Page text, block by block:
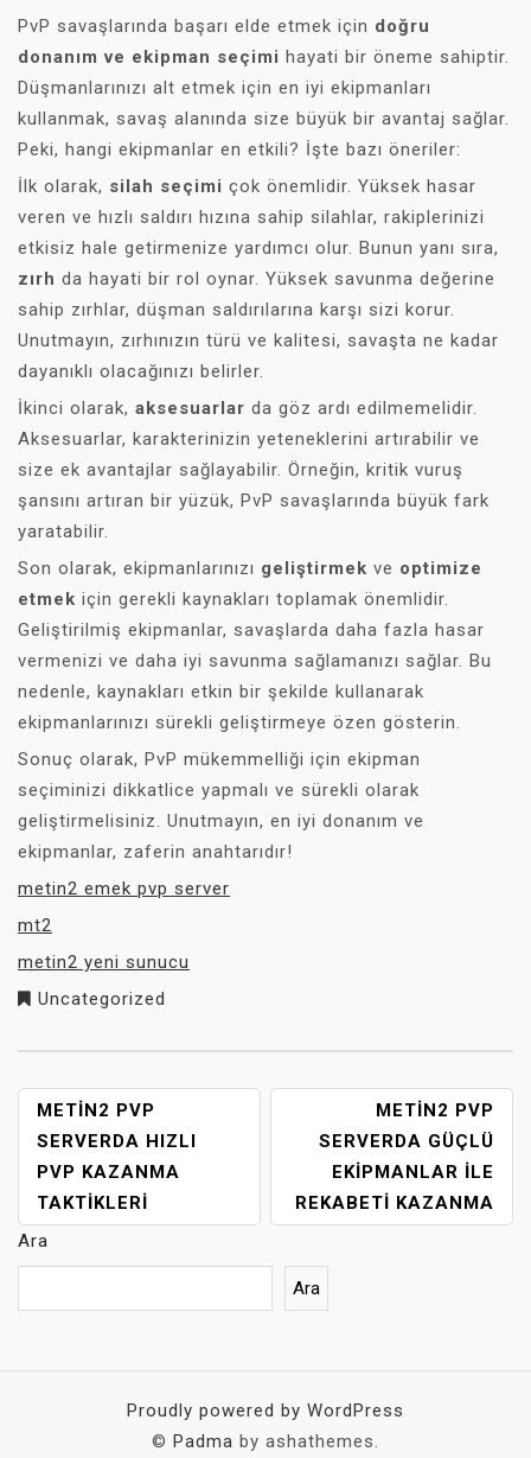
PvP savaşlarında başarı elde etmek için doğru
donanım ve ekipman seçimi hayati bir öneme sahiptir.
Düşmanlarınızı alt etmek için en iyi ekipmanları
kullanmak, savaş alanında size büyük bir avantaj sağlar.
Peki, hangi ekipmanlar en etkili? İşte bazı öneriler:
İlk olarak, silah seçimi çok önemlidir. Yüksek hasar
veren ve hızlı saldırı hızına sahip silahlar, rakiplerinizi
etkisiz hale getirmenize yardımcı olur. Bunun yanı sıra,
zırh da hayati bir rol oynar. Yüksek savunma değerine
sahip zırhlar, düşman saldırılarına karşı sizi korur.
Unutmayın, zırhınızın türü ve kalitesi, savaşta ne kadar
dayanıklı olacağınızı belirler.
İkinci olarak, aksesuarlar da göz ardı edilmemelidir.
Aksesuarlar, karakterinizin yeteneklerini artırabilir ve
size ek avantajlar sağlayabilir. Örneğin, kritik vuruş
şansını artıran bir yüzük, PvP savaşlarında büyük fark
yaratabilir.
Son olarak, ekipmanlarınızı geliştirmek ve optimize
etmek için gerekli kaynakları toplamak önemlidir.
Geliştirilmiş ekipmanlar, savaşlarda daha fazla hasar
vermenizi ve daha iyi savunma sağlamanızı sağlar. Bu
nedenle, kaynakları etkin bir şekilde kullanarak
ekipmanlarınızı sürekli geliştirmeye özen gösterin.
Sonuç olarak, PvP mükemmelliği için ekipman
seçiminizi dikkatlice yapmalı ve sürekli olarak
geliştirmelisiniz. Unutmayın, en iyi donanım ve
ekipmanlar, zaferin anahtarıdır!
metin2 emek pvp server
mt2
metin2 yeni sunucu
Uncategorized
YAZI
GEZINMESI
METIN2 PVP
SERVERDA HIZLI
PVP KAZANMA
TAKTIKLERI
METIN2 PVP
SERVERDA GÜÇLÜ
EKIPMANLAR ILE
REKABETI KAZANMA
Ara
Ara
Proudly powered by WordPress
© Padma by ashathemes.